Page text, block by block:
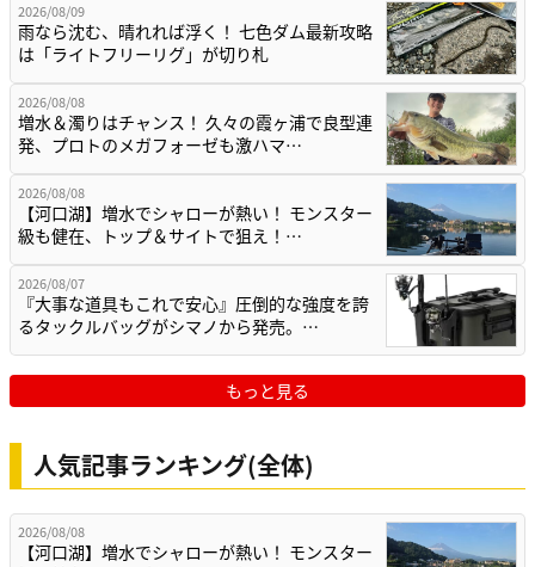
2026/08/09
雨なら沈む、晴れれば浮く！ 七色ダム最新攻略
は「ライトフリーリグ」が切り札
2026/08/08
増水＆濁りはチャンス！ 久々の霞ヶ浦で良型連
発、プロトのメガフォーゼも激ハマ…
2026/08/08
【河口湖】増水でシャローが熱い！ モンスター
級も健在、トップ＆サイトで狙え！…
2026/08/07
『大事な道具もこれで安心』圧倒的な強度を誇
るタックルバッグがシマノから発売。…
もっと見る
人気記事ランキング(全体)
2026/08/08
【河口湖】増水でシャローが熱い！ モンスター